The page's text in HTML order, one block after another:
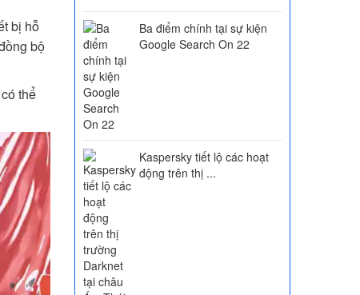
bị hỗ
bộ
thể
Ba điểm chính tại sự kiện
Google Search On 22
Kaspersky tiết lộ các hoạt
động trên thị ...